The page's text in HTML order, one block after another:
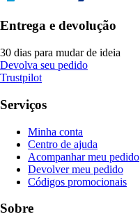
Entrega e devolução
30 dias para mudar de ideia
Devolva seu pedido
Trustpilot
Serviços
Minha conta
Centro de ajuda
Acompanhar meu pedido
Devolver meu pedido
Códigos promocionais
Sobre